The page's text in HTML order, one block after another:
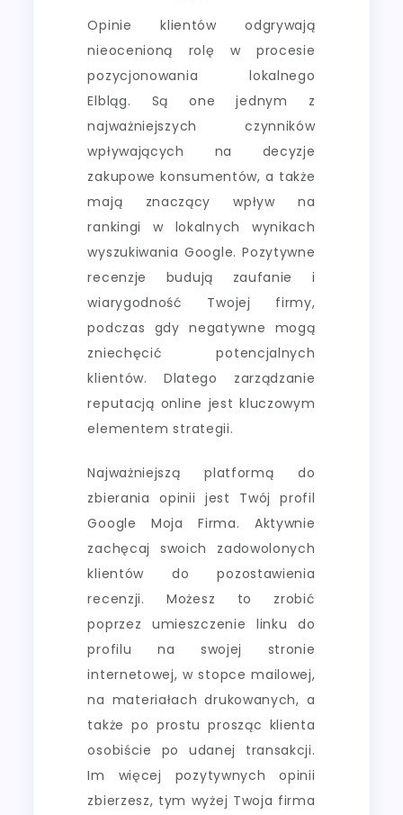
Opinie klientów odgrywają
nieocenioną rolę w procesie
pozycjonowania lokalnego
Elbląg. Są one jednym z
najważniejszych czynników
wpływających na decyzje
zakupowe konsumentów, a także
mają znaczący wpływ na
rankingi w lokalnych wynikach
wyszukiwania Google. Pozytywne
recenzje budują zaufanie i
wiarygodność Twojej firmy,
podczas gdy negatywne mogą
zniechęcić potencjalnych
klientów. Dlatego zarządzanie
reputacją online jest kluczowym
elementem strategii.
Najważniejszą platformą do
zbierania opinii jest Twój profil
Google Moja Firma. Aktywnie
zachęcaj swoich zadowolonych
klientów do pozostawienia
recenzji. Możesz to zrobić
poprzez umieszczenie linku do
profilu na swojej stronie
internetowej, w stopce mailowej,
na materiałach drukowanych, a
także po prostu prosząc klienta
osobiście po udanej transakcji.
Im więcej pozytywnych opinii
zbierzesz, tym wyżej Twoja firma